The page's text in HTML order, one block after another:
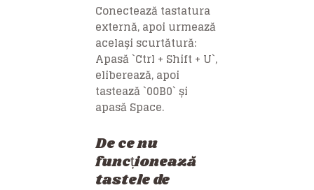
Conectează tastatura
externă, apoi urmează
același scurtătură:
Apasă `Ctrl + Shift + U`,
eliberează, apoi
tastează `00B0` și
apasă Space.
De ce nu
funcționează
tastele de